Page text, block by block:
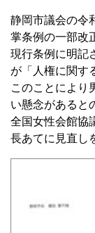
静岡市議会の令
掌条例の一部改
現行条例に明記
が「人権に関す
このことにより
い懸念があると
全国女性会館協
長あてに見直し